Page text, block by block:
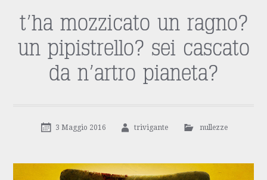
contenuto
t’ha mozzicato un ragno?
un pipistrello? sei cascato
da n’artro pianeta?
3 Maggio 2016 trivigante nullezze